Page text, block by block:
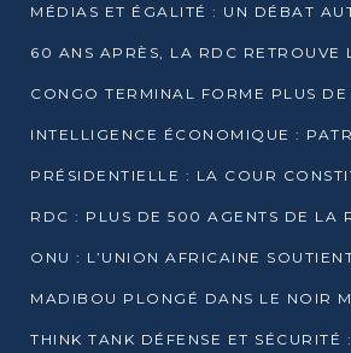
THINK TANK DÉFENSE ET SÉCURITÉ :